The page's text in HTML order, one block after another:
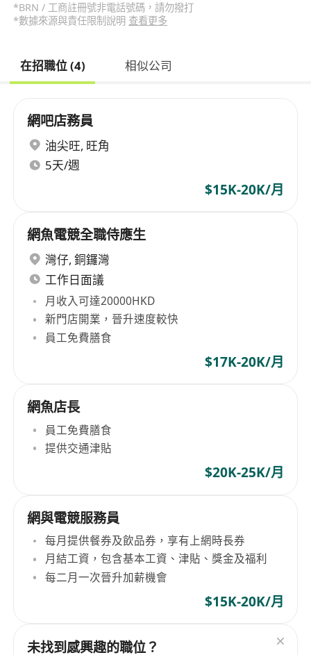
*BRN / 工商註冊號非電話號碼，請勿撥打
*數據來源與責任限制說明 查看更多
在招職位 (4) 相似公司
網吧店務員
油尖旺, 旺角
5天/週
$15K-20K/月
網魚電競全職侍應生
灣仔, 銅鑼灣
工作日面議
月收入可達20000HKD
新門店開業，晉升速度較快
員工免費膳食
$17K-20K/月
網魚店長
員工免費膳食
提供交通津貼
$20K-25K/月
網與電競服務員
每月提供餐券及飲品券，享有上網時長券
月結工資，包含基本工資、津貼、獎金及福利
每二月一次晉升加薪機會
$15K-20K/月
未找到感興趣的職位？